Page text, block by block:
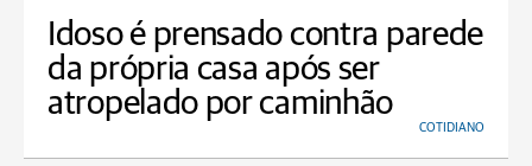
Idoso é prensado contra parede
da própria casa após ser
atropelado por caminhão
COTIDIANO